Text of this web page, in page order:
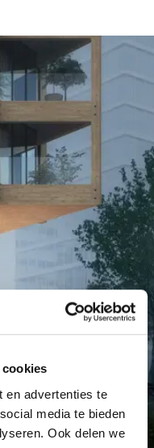
en advertenties te
media te bieden
Ook delen we